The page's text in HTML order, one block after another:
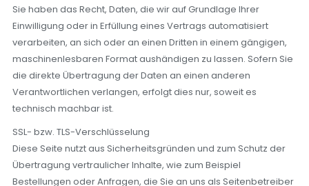
Sie haben das Recht, Daten, die wir auf Grundlage Ihrer
Einwilligung oder in Erfüllung eines Vertrags automatisiert
verarbeiten, an sich oder an einen Dritten in einem gängigen,
maschinenlesbaren Format aushändigen zu lassen. Sofern Sie
die direkte Übertragung der Daten an einen anderen
Verantwortlichen verlangen, erfolgt dies nur, soweit es
technisch machbar ist.
SSL- bzw. TLS-Verschlüsselung
Diese Seite nutzt aus Sicherheitsgründen und zum Schutz der
Übertragung vertraulicher Inhalte, wie zum Beispiel
Bestellungen oder Anfragen, die Sie an uns als Seitenbetreiber